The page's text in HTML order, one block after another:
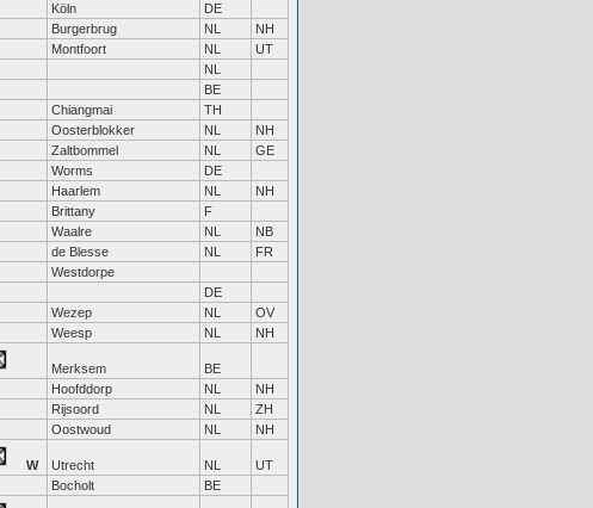
Köln
DE
Burgerbrug NL
NH
Montfoort NL
UT
NL
BE
Chiangmai
TH
Oosterblokker NL
NH
Zaltbommel NL
GE
Worms
DE
Haarlem NL
NH
Brittany
F
Waalre NL
NB
de Blesse NL
FR
Westdorpe
DE
Wezep NL
OV
Weesp NL NH
Merksem
BE
Hoofddorp NL
NH
Rijsoord NL
ZH
Oostwoud NL NH
W Utrecht NL
UT
Bocholt BE